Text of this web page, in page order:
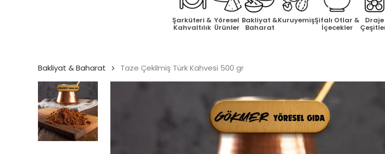
Şarküteri &
Kahvaltılık
Yöresel
Ürünler
Bakliyat &
Baharat
KuruyemişŞifalı Otlar &
İçecekler
Draje
Bakliyat & Baharat Taze Çekilmiş Türk Kahvesi 500 gr